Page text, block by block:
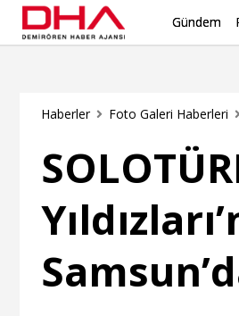
Gündem
Haberler Foto Galeri Haberleri